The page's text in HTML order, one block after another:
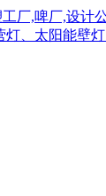
厂,啤厂,设计
、太阳能壁